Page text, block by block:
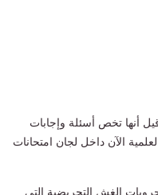
أنها تخص أسئلة وإجابات
الآن داخل لجان امتحانات
الغش التحريضية التي